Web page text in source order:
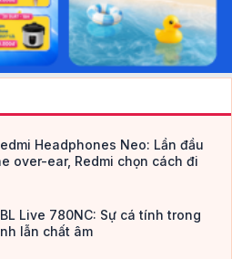
Headphones Neo: Lần đầu
over-ear, Redmi chọn cách đi
Live 780NC: Sự cá tính trong
lẫn chất âm